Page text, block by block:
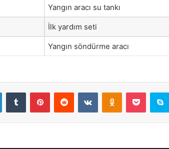
Yangın aracı su tankı
İlk yardım seti
Yangın söndürme aracı
LinkedInTumblr PinterestReddit VKontakteOdnoklassniki
Pocket